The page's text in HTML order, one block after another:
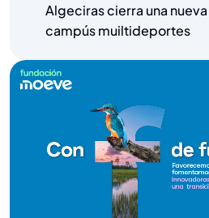
Algeciras cierra una
campús muiltideportes